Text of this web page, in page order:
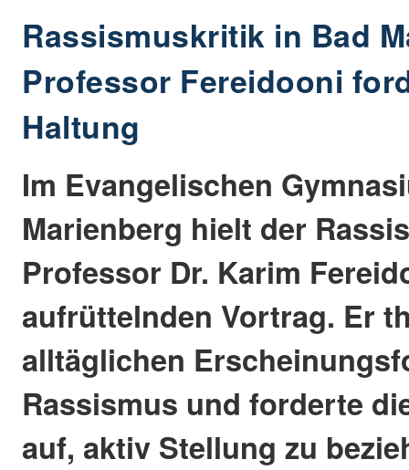
Rassismuskritik in Bad
Professor Fereidooni
Haltung
Im Evangelischen
Marienberg hielt der
Professor Dr. Karim
aufrüttelnden Vortrag. Er
alltäglichen
Rassismus und forderte
auf, aktiv Stellung zu